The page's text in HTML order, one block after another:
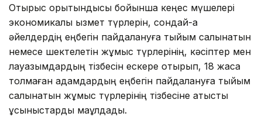
Отырыс қорытындысы бойынша кеңес мүшелері
экономикалық қызмет түрлерін, сондай-ақ
әйелдердің еңбегін пайдалануға тыйым салынатын
немесе шектелетін жұмыс түрлерінің, кәсіптер мен
лауазымдардың тізбесін ескере отырып, 18 жасқа
толмаған адамдардың еңбегін пайдалануға тыйым
салынатын жұмыс түрлерінің тізбесіне қатысты
ұсыныстарды мақұлдады.